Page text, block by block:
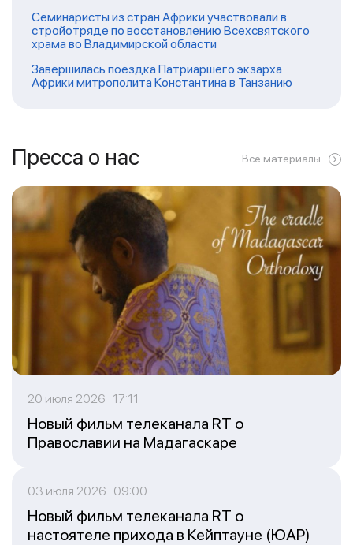
Семинаристы из стран Африки участвовали в
стройотряде по восстановлению Всехсвятского
храма во Владимирской области
Завершилась поездка Патриаршего экзарха
Африки митрополита Константина в Танзанию
Пресса о нас Все материалы
20 июля 2026 17:11
Новый фильм телеканала RT о
Православии на Мадагаскаре
03 июля 2026 09:00
Новый фильм телеканала RT о
настоятеле прихода в Кейптауне (ЮАР)